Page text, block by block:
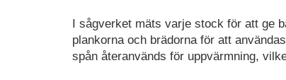
I sågverket mäts varje stock för att ge
plankorna och brädorna för att
spån återanvänds för uppvärmning,